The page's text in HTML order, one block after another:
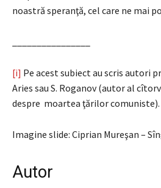
noastră speranţă, cel care ne mai
[i] Pe acest subiect au scris autori
Aries sau S. Roganov (autor al
despre moartea ţărilor comuniste).
Imagine slide: Ciprian Mureşan –
Autor